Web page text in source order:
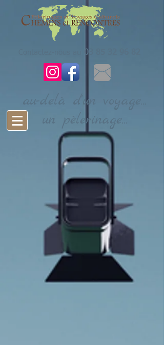
03 85 32 96 82
au-delà d'un voyage...
un pèlerinage...